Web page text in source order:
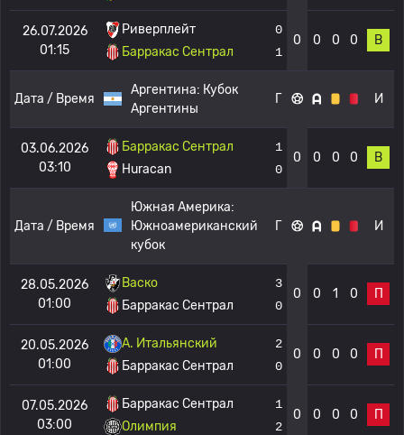
26.07.2026
01:15
Риверплейт
Барракас Сентрал
0
1
0 0 0 0 В
Дата / Время
Аргентина: Кубок
Аргентины
Г И
03.06.2026
03:10
Барракас Сентрал
Huracan
1
0
0 0 0 0 В
Дата / Время
Южная Америка:
Южноамериканский
кубок
Г И
28.05.2026
01:00
Васко
Барракас Сентрал
3
0
0 0 1 0 П
20.05.2026
01:00
A. Итальянский
Барракас Сентрал
2
0
0 0 0 0 П
07.05.2026
03:00
Барракас Сентрал
Олимпия
1
2
0 0 0 0 П